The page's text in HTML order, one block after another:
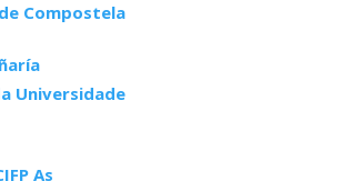
Compostela
Universidade
As